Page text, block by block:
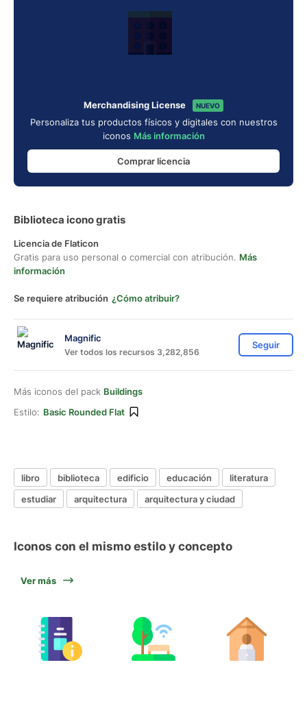
Merchandising License NUEVO
Personaliza tus productos físicos y digitales con nuestros
iconos Más información
Comprar licencia
Biblioteca icono gratis
Licencia de Flaticon
Gratis para uso personal o comercial con atribución. Más
información
Se requiere atribución ¿Cómo atribuir?
Magnific
Ver todos los recursos 3,282,856
Seguir
Más iconos del pack Buildings
Estilo: Basic Rounded Flat
libro biblioteca edificio educación
literatura
estudiar
arquitectura arquitectura y ciudad
Iconos con el mismo estilo y concepto
Ver más